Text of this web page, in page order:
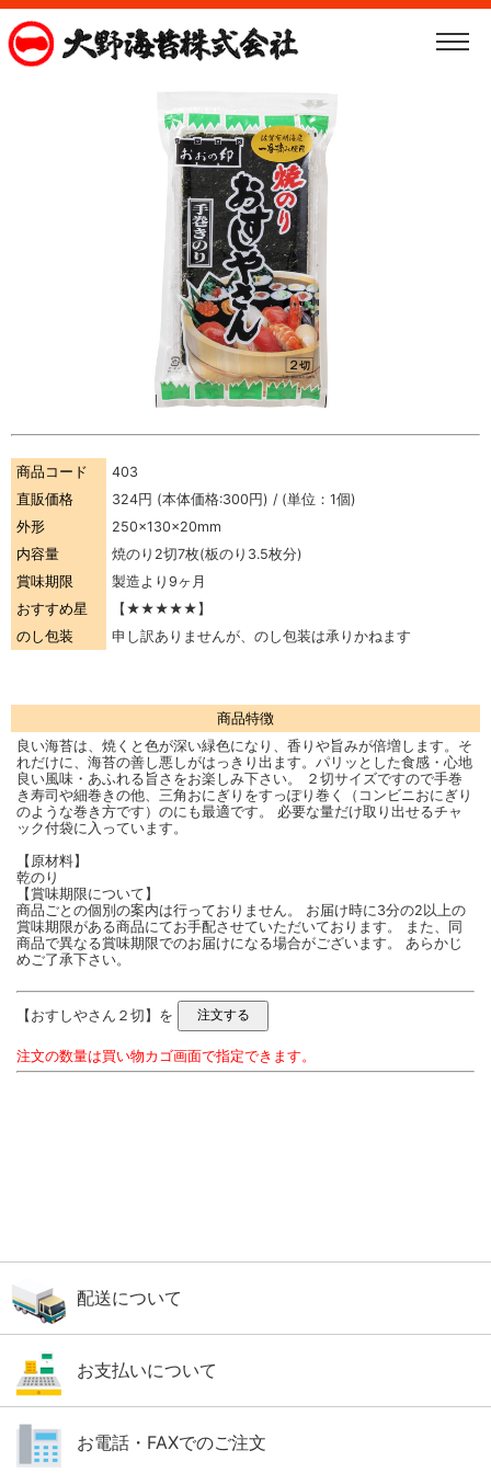
商品コード
403
直販価格
324円 (本体価格:300円) / (単位：1個)
外形
250×130×20mm
内容量
焼のり2切7枚(板のり3.5枚分)
賞味期限
製造より9ヶ月
おすすめ星
【★★★★★】
のし包装
申し訳ありませんが、のし包装は承りかねます
商品特徴
良い海苔は、焼くと色が深い緑色になり、香りや旨みが倍増します。そ
れだけに、海苔の善し悪しがはっきり出ます。パリッとした食感・心地
良い風味・あふれる旨さをお楽しみ下さい。 ２切サイズですので手巻
き寿司や細巻きの他、三角おにぎりをすっぽり巻く（コンビニおにぎり
のような巻き方です）のにも最適です。 必要な量だけ取り出せるチャ
ック付袋に入っています。
【原材料】
乾のり
【賞味期限について】
商品ごとの個別の案内は行っておりません。 お届け時に3分の2以上の
賞味期限がある商品にてお手配させていただいております。 また、同
商品で異なる賞味期限でのお届けになる場合がございます。 あらかじ
めご了承下さい。
【おすしやさん２切】を
注文の数量は買い物カゴ画面で指定できます。
配送について
お支払いについて
お電話・FAXでのご注文